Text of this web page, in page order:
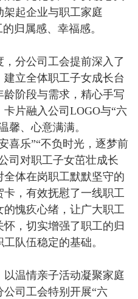
起企业与职工家庭
归属感、幸福感。
分公司工会提前深入了
立全体职工子女成长台
阶段与需求，精心手写
片融入公司LOGO与“六
馨、心意满满。
乐”“不负时光，逐梦前
司对职工子女茁壮成长
体在岗职工默默坚守的
，有效抚慰了一线职工
愧疚心绪，让广大职工
，切实增强了职工的归
队伍稳定的基础。
温情亲子活动凝聚家庭
司工会特别开展“六